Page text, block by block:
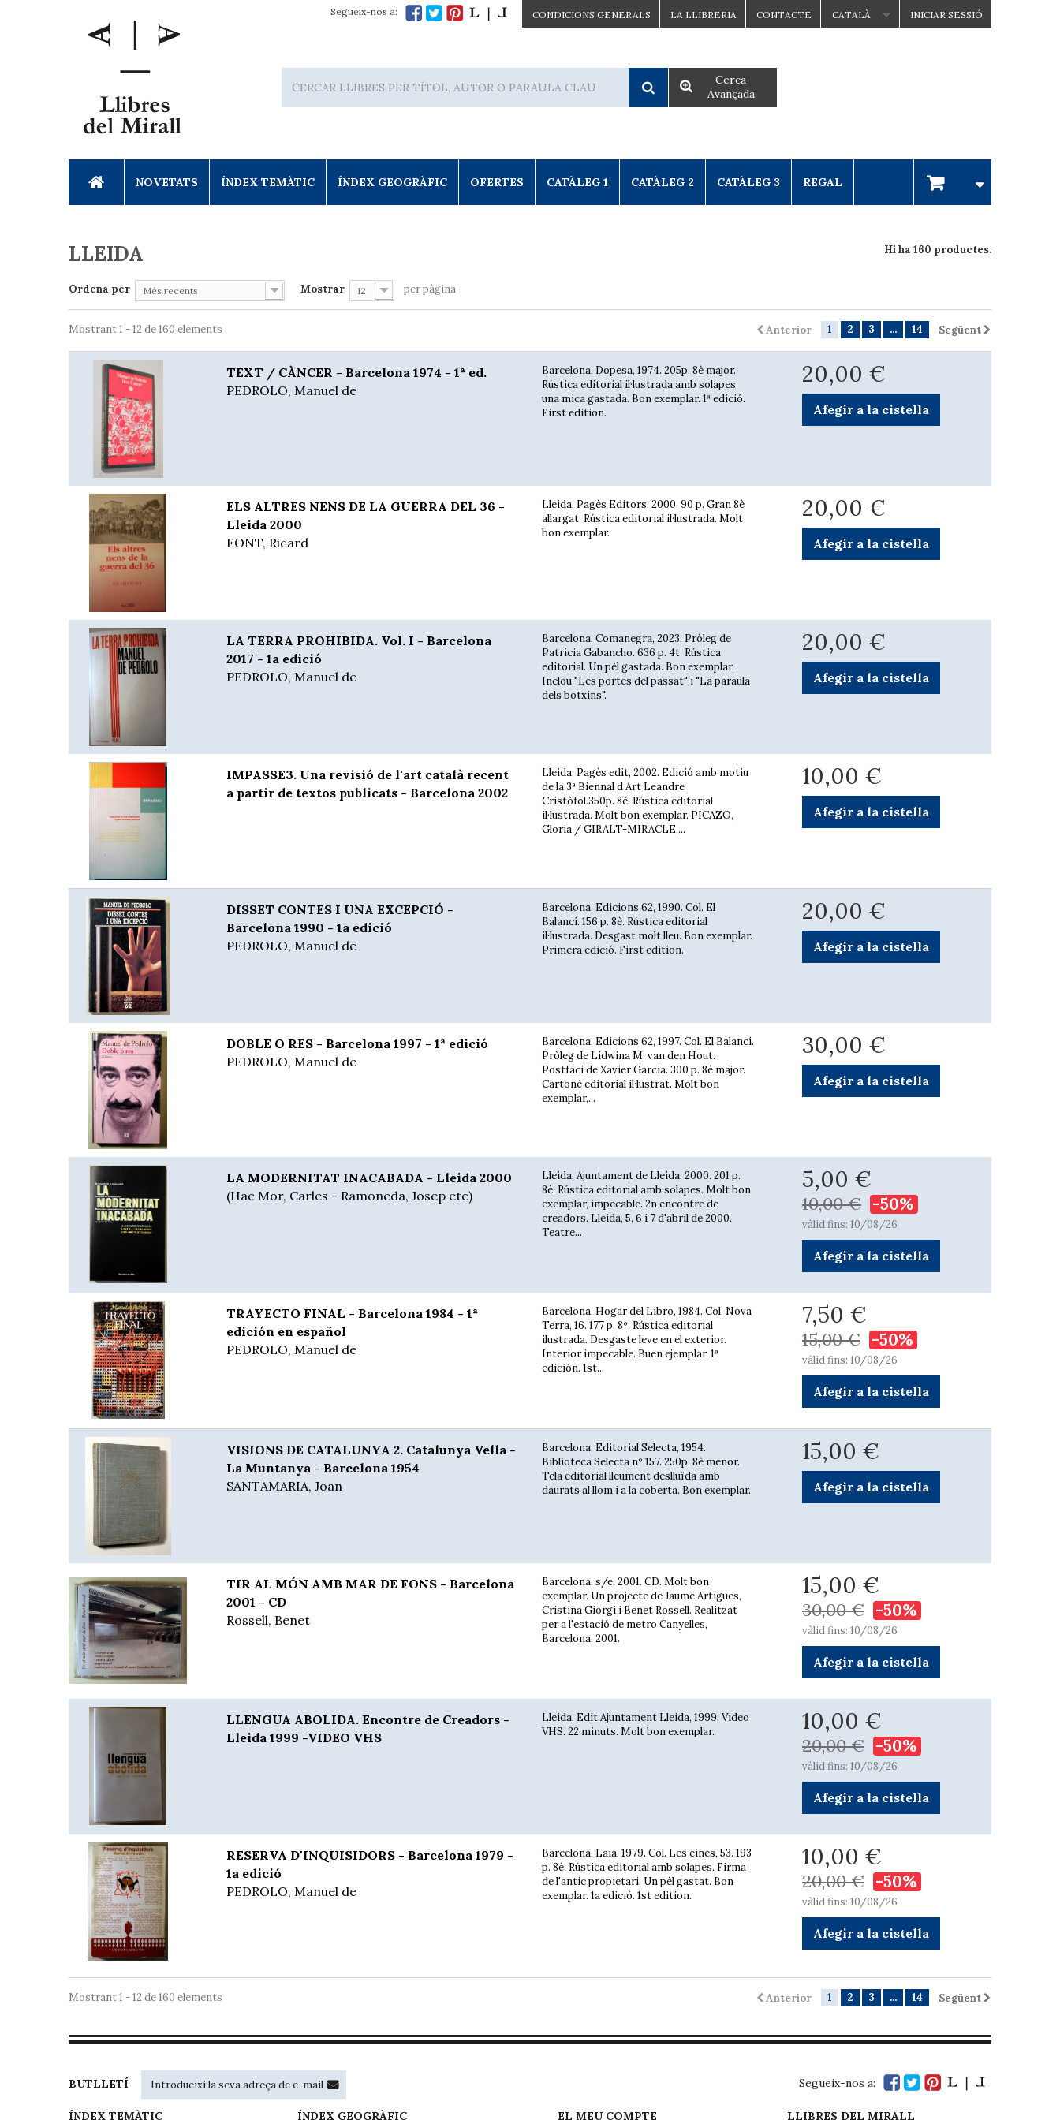
INICIAR SESSIÓ
CATALÀ
CONTACTE
LA LLIBRERIA
CONDICIONS GENERALS
Segueix-nos a:
Cerca
Avançada
NOVETATS ÍNDEX TEMÀTIC ÍNDEX GEOGRÀFIC OFERTES CATÀLEG 1 CATÀLEG 2 CATÀLEG 3 REGAL
LLEIDA Hi ha 160 productes.
Ordena per Més recents Mostrar 12 per pàgina
Anterior 1 2 3 ... 14 Següent
Mostrant 1 - 12 de 160 elements
TEXT / CÀNCER - Barcelona 1974 - 1ª ed.
PEDROLO, Manuel de
Barcelona, Dopesa, 1974. 205p. 8è major.
Rústica editorial il·lustrada amb solapes
una mica gastada. Bon exemplar. 1ª edició.
First edition.
20,00 €
Afegir a la cistella
ELS ALTRES NENS DE LA GUERRA DEL 36 -
Lleida 2000
FONT, Ricard
Lleida, Pagès Editors, 2000. 90 p. Gran 8è
allargat. Rústica editorial il·lustrada. Molt
bon exemplar.
20,00 €
Afegir a la cistella
LA TERRA PROHIBIDA. Vol. I - Barcelona
2017 - 1a edició
PEDROLO, Manuel de
Barcelona, Comanegra, 2023. Pròleg de
Patrícia Gabancho. 636 p. 4t. Rústica
editorial. Un pèl gastada. Bon exemplar.
Inclou "Les portes del passat" i "La paraula
dels botxins".
20,00 €
Afegir a la cistella
IMPASSE3. Una revisió de l'art català recent
a partir de textos publicats - Barcelona 2002
Lleida, Pagès edit, 2002. Edició amb motiu
de la 3ª Biennal d Art Leandre
Cristòfol.350p. 8è. Rústica editorial
il·lustrada. Molt bon exemplar. PICAZO,
Gloria / GIRALT-MIRACLE,...
10,00 €
Afegir a la cistella
DISSET CONTES I UNA EXCEPCIÓ -
Barcelona 1990 - 1a edició
PEDROLO, Manuel de
Barcelona, Edicions 62, 1990. Col. El
Balancí. 156 p. 8è. Rústica editorial
il·lustrada. Desgast molt lleu. Bon exemplar.
Primera edició. First edition.
20,00 €
Afegir a la cistella
DOBLE O RES - Barcelona 1997 - 1ª edició
PEDROLO, Manuel de
Barcelona, Edicions 62, 1997. Col. El Balancí.
Pròleg de Lidwina M. van den Hout.
Postfaci de Xavier Garcia. 300 p. 8è major.
Cartoné editorial il·lustrat. Molt bon
exemplar,...
30,00 €
Afegir a la cistella
LA MODERNITAT INACABADA - Lleida 2000
(Hac Mor, Carles - Ramoneda, Josep etc)
Lleida, Ajuntament de Lleida, 2000. 201 p.
8è. Rústica editorial amb solapes. Molt bon
exemplar, impecable. 2n encontre de
creadors. Lleida, 5, 6 i 7 d'abril de 2000.
Teatre...
5,00 €
10,00 € -50%
vàlid fins: 10/08/26
Afegir a la cistella
TRAYECTO FINAL - Barcelona 1984 - 1ª
edición en español
PEDROLO, Manuel de
Barcelona, Hogar del Libro, 1984. Col. Nova
Terra, 16. 177 p. 8º. Rústica editorial
ilustrada. Desgaste leve en el exterior.
Interior impecable. Buen ejemplar. 1ª
edición. 1st...
7,50 €
15,00 € -50%
vàlid fins: 10/08/26
Afegir a la cistella
VISIONS DE CATALUNYA 2. Catalunya Vella -
La Muntanya - Barcelona 1954
SANTAMARIA, Joan
Barcelona, Editorial Selecta, 1954.
Biblioteca Selecta nº 157. 250p. 8è menor.
Tela editorial lleument deslluïda amb
daurats al llom i a la coberta. Bon exemplar.
15,00 €
Afegir a la cistella
TIR AL MÓN AMB MAR DE FONS - Barcelona
2001 - CD
Rossell, Benet
Barcelona, s/e, 2001. CD. Molt bon
exemplar. Un projecte de Jaume Artigues,
Cristina Giorgi i Benet Rossell. Realitzat
per a l'estació de metro Canyelles,
Barcelona, 2001.
15,00 €
30,00 € -50%
vàlid fins: 10/08/26
Afegir a la cistella
LLENGUA ABOLIDA. Encontre de Creadors -
Lleida 1999 -VIDEO VHS
Lleida, Edit.Ajuntament Lleida, 1999. Video
VHS. 22 minuts. Molt bon exemplar.
10,00 €
20,00 € -50%
vàlid fins: 10/08/26
Afegir a la cistella
RESERVA D'INQUISIDORS - Barcelona 1979 -
1a edició
PEDROLO, Manuel de
Barcelona, Laia, 1979. Col. Les eines, 53. 193
p. 8è. Rústica editorial amb solapes. Firma
de l'antic propietari. Un pèl gastat. Bon
exemplar. 1a edició. 1st edition.
10,00 €
20,00 € -50%
vàlid fins: 10/08/26
Afegir a la cistella
Anterior 1 2 3 ... 14 Següent
Mostrant 1 - 12 de 160 elements
BUTLLETÍ Segueix-nos a:
ÍNDEX TEMÀTIC ÍNDEX GEOGRÀFIC EL MEU COMPTE LLIBRES DEL MIRALL